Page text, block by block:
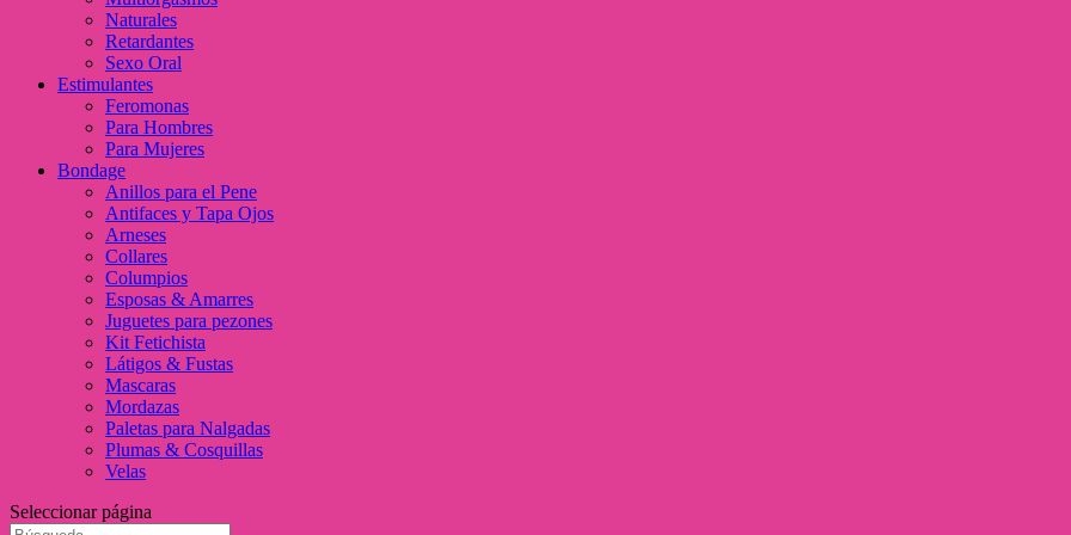
Naturales
Retardantes
Sexo Oral
Estimulantes
Feromonas
Para Hombres
Para Mujeres
Bondage
Anillos para el Pene
Antifaces y Tapa Ojos
Arneses
Collares
Columpios
Esposas & Amarres
Juguetes para pezones
Kit Fetichista
Látigos & Fustas
Mascaras
Mordazas
Paletas para Nalgadas
Plumas & Cosquillas
Velas
Seleccionar página